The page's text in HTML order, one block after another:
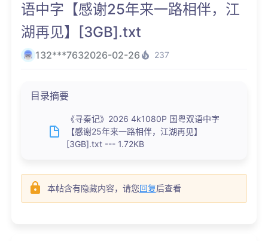
语中字【感谢25年来一路相伴，江
湖再见】[3GB].txt
132***7632026-02-26 237
目录摘要
《寻秦记》2026 4k1080P 国粤双语中字
【感谢25年来一路相伴，江湖再见】
[3GB].txt --- 1.72KB
本帖含有隐藏内容，请您回复后查看